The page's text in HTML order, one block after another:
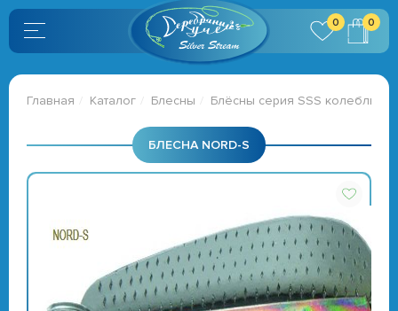
0
0
Главная Каталог Блесны Блёсны серия SSS
БЛЕСНА NORD-S